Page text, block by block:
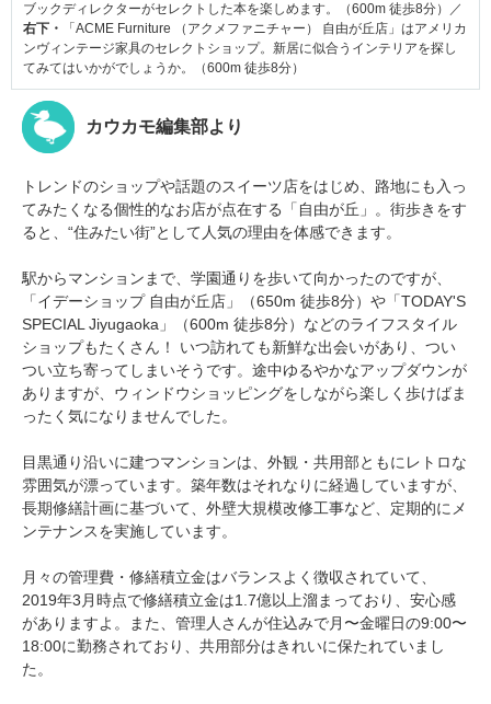
ブックディレクターがセレクトした本を楽しめます。（600m 徒歩8分）／
右下・
「ACME Furniture （アクメファニチャー） 自由が丘店」はアメリカ
ンヴィンテージ家具のセレクトショップ。新居に似合うインテリアを探し
てみてはいかがでしょうか。（600m 徒歩8分）
カウカモ編集部より
トレンドのショップや話題のスイーツ店をはじめ、路地にも入っ
てみたくなる個性的なお店が点在する「自由が丘」。街歩きをす
ると、“住みたい街”として人気の理由を体感できます。
駅からマンションまで、学園通りを歩いて向かったのですが、
「イデーショップ 自由が丘店」（650m 徒歩8分）や「TODAY'S
SPECIAL Jiyugaoka」（600m 徒歩8分）などのライフスタイル
ショップもたくさん！ いつ訪れても新鮮な出会いがあり、つい
つい立ち寄ってしまいそうです。途中ゆるやかなアップダウンが
ありますが、ウィンドウショッピングをしながら楽しく歩けばま
ったく気になりませんでした。
目黒通り沿いに建つマンションは、外観・共用部ともにレトロな
雰囲気が漂っています。築年数はそれなりに経過していますが、
長期修繕計画に基づいて、外壁大規模改修工事など、定期的にメ
ンテナンスを実施しています。
月々の管理費・修繕積立金はバランスよく徴収されていて、
2019年3月時点で修繕積立金は1.7億以上溜まっており、安心感
がありますよ。また、管理人さんが住込みで月〜金曜日の9:00〜
18:00に勤務されており、共用部分はきれいに保たれていまし
た。